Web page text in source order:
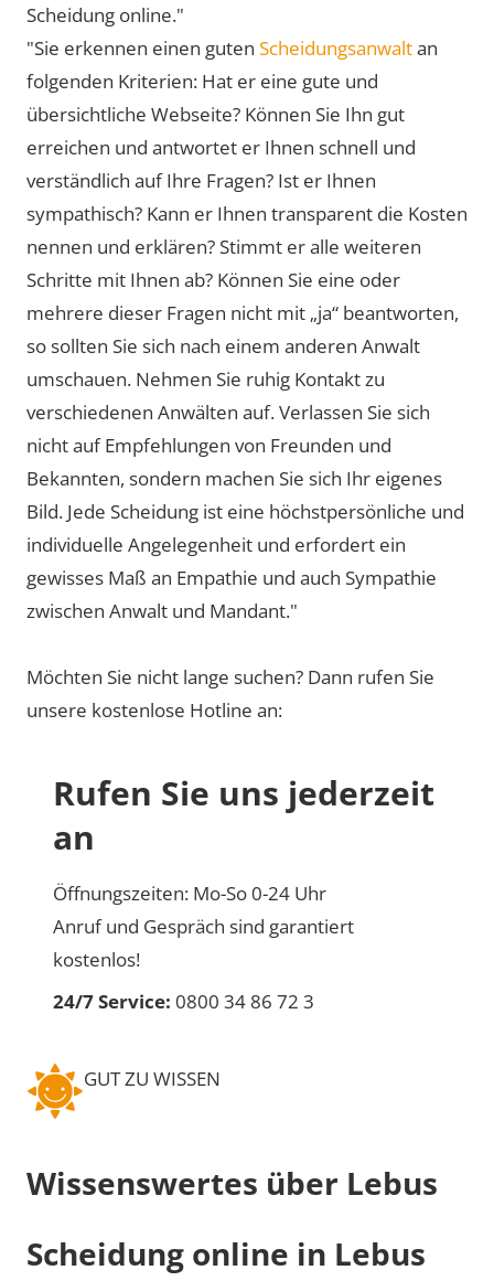
Scheidung online."
"Sie erkennen einen guten Scheidungsanwaltan
folgenden Kriterien: Hat er eine gute und
übersichtliche Webseite? Können Sie Ihn gut
erreichen und antwortet er Ihnen schnell und
verständlich auf Ihre Fragen? Ist er Ihnen
sympathisch? Kann er Ihnen transparent die Kosten
nennen und erklären? Stimmt er alle weiteren
Schritte mit Ihnen ab? Können Sie eine oder
mehrere dieser Fragen nicht mit „ja“ beantworten,
so sollten Sie sich nach einem anderen Anwalt
umschauen. Nehmen Sie ruhig Kontakt zu
verschiedenen Anwälten auf. Verlassen Sie sich
nicht auf Empfehlungen von Freunden und
Bekannten, sondern machen Sie sich Ihr eigenes
Bild. Jede Scheidung ist eine höchstpersönliche und
individuelle Angelegenheit und erfordert ein
gewisses Maß an Empathie und auch Sympathie
zwischen Anwalt und Mandant."
Möchten Sie nicht lange suchen? Dann rufen Sie
unsere kostenlose Hotline an:
Rufen Sie uns jederzeit
an
Öffnungszeiten: Mo-So 0-24 Uhr
Anruf und Gespräch sind garantiert
kostenlos!
24/7 Service: 0800 34 86 72 3
GUT ZU WISSEN
Wissenswertes über Lebus
Scheidung online in Lebus